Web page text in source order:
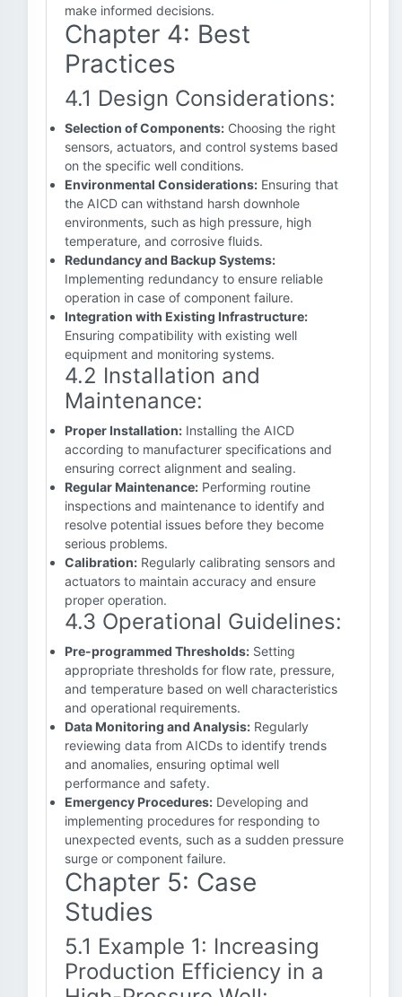
make informed decisions.
Chapter 4: Best
Practices
4.1 Design Considerations:
Selection of Components: Choosing the right
sensors, actuators, and control systems based
on the specific well conditions.
Environmental Considerations: Ensuring that
the AICD can withstand harsh downhole
environments, such as high pressure, high
temperature, and corrosive fluids.
Redundancy and Backup Systems:
Implementing redundancy to ensure reliable
operation in case of component failure.
Integration with Existing Infrastructure:
Ensuring compatibility with existing well
equipment and monitoring systems.
4.2 Installation and
Maintenance:
Proper Installation: Installing the AICD
according to manufacturer specifications and
ensuring correct alignment and sealing.
Regular Maintenance: Performing routine
inspections and maintenance to identify and
resolve potential issues before they become
serious problems.
Calibration: Regularly calibrating sensors and
actuators to maintain accuracy and ensure
proper operation.
4.3 Operational Guidelines:
Pre-programmed Thresholds: Setting
appropriate thresholds for flow rate, pressure,
and temperature based on well characteristics
and operational requirements.
Data Monitoring and Analysis: Regularly
reviewing data from AICDs to identify trends
and anomalies, ensuring optimal well
performance and safety.
Emergency Procedures: Developing and
implementing procedures for responding to
unexpected events, such as a sudden pressure
surge or component failure.
Chapter 5: Case
Studies
5.1 Example 1: Increasing
Production Efficiency in a